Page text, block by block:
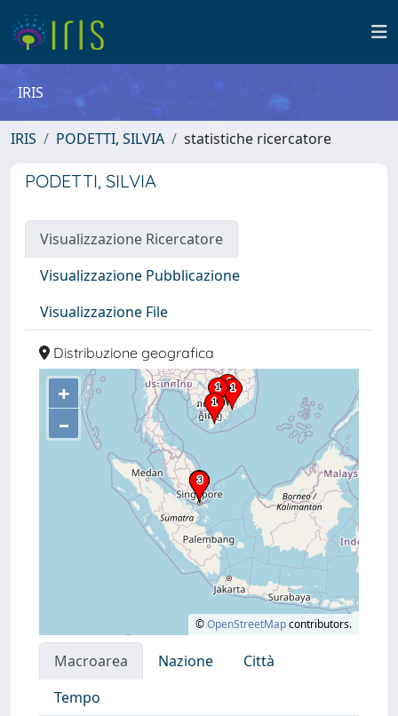
IRIS
IRIS PODETTI, SILVIA statistiche ricercatore
PODETTI, SILVIA
Visualizzazione Ricercatore
Visualizzazione Pubblicazione
Visualizzazione File
Distribuzione geografica
+
–
©OpenStreetMapcontributors.
Macroarea Nazione
Città
Tempo